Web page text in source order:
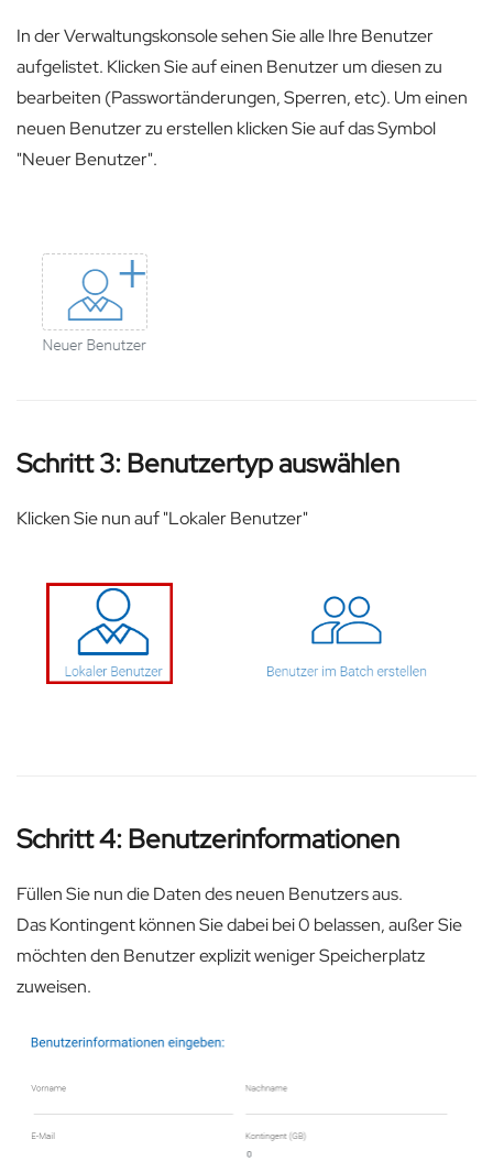
In der Verwaltungskonsole sehen Sie alle Ihre Benutzer
aufgelistet. Klicken Sie auf einen Benutzer um diesen zu
bearbeiten (Passwortänderungen, Sperren, etc). Um einen
neuen Benutzer zu erstellen klicken Sie auf das Symbol
"Neuer Benutzer".
Schritt 3: Benutzertyp auswählen
Klicken Sie nun auf "Lokaler Benutzer"
Schritt 4: Benutzerinformationen
Füllen Sie nun die Daten des neuen Benutzers aus.
Das Kontingent können Sie dabei bei 0 belassen, außer Sie
möchten den Benutzer explizit weniger Speicherplatz
zuweisen.